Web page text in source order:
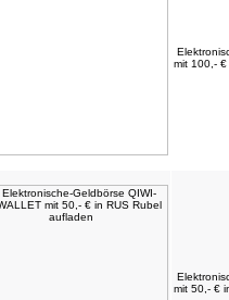
mit 100,-
mit 50,- €